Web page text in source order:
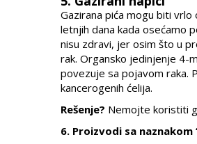
Gazirana pića mogu biti
letnjih dana kada osećamo
nisu zdravi, jer osim što u
rak. Organsko jedinjenje 4-
povezuje sa pojavom raka.
kancerogenih ćelija.
Rešenje? Nemojte koristiti
6. Proizvodi sa naznakom